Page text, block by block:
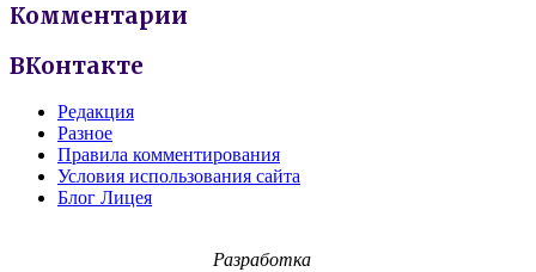
Комментарии
ВКонтакте
Редакция
Разное
Правила комментирования
Условия использования сайта
Блог Лицея
Разработка